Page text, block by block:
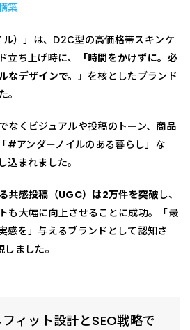
築
ル）」は、D2C型の高価格帯スキンケ
立ち上げ時に、
「時間をかけずに。必
なデザインで。」 を核としたブランド
。
なくビジュアルや投稿のトーン、商品
#アンダーノイルのある暮らし」な
込まれました。
共感投稿（UGC）は2万件を突破 し、
も大幅に向上させることに成功。「最
感を」与えるブランドとして認知さ
ました。
ィット設計とSEO戦略で